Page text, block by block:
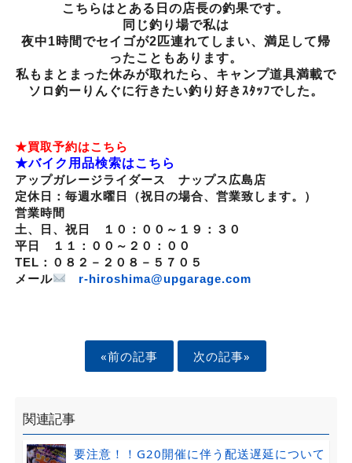
こちらはとある日の店長の釣果です。
同じ釣り場で私は
夜中1時間でセイゴが2匹連れてしまい、満足して帰
ったこともあります。
私もまとまった休みが取れたら、キャンプ道具満載で
ソロ釣ーりんぐに行きたい釣り好きｽﾀｯﾌでした。
★買取予約はこちら
★バイク用品検索はこちら
アップガレージライダース ナップス広島店
定休日：毎週水曜日（祝日の場合、営業致します。）
営業時間
土、日、祝日 １０：００～１９：３０
平日 １１：００～２０：００
TEL：０８２－２０８－５７０５
メール
r-hiroshima@upgarage.com
«前の記事 次の記事»
関連記事
要注意！！G20開催に伴う配送遅延について